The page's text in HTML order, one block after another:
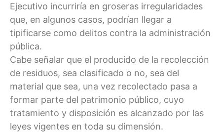
Ejecutivo incurriría en groseras irregularidades
que, en algunos casos, podrían llegar a
tipificarse como delitos contra la administración
pública.
Cabe señalar que el producido de la recolección
de residuos, sea clasificado o no, sea del
material que sea, una vez recolectado pasa a
formar parte del patrimonio público, cuyo
tratamiento y disposición es alcanzado por las
leyes vigentes en toda su dimensión.